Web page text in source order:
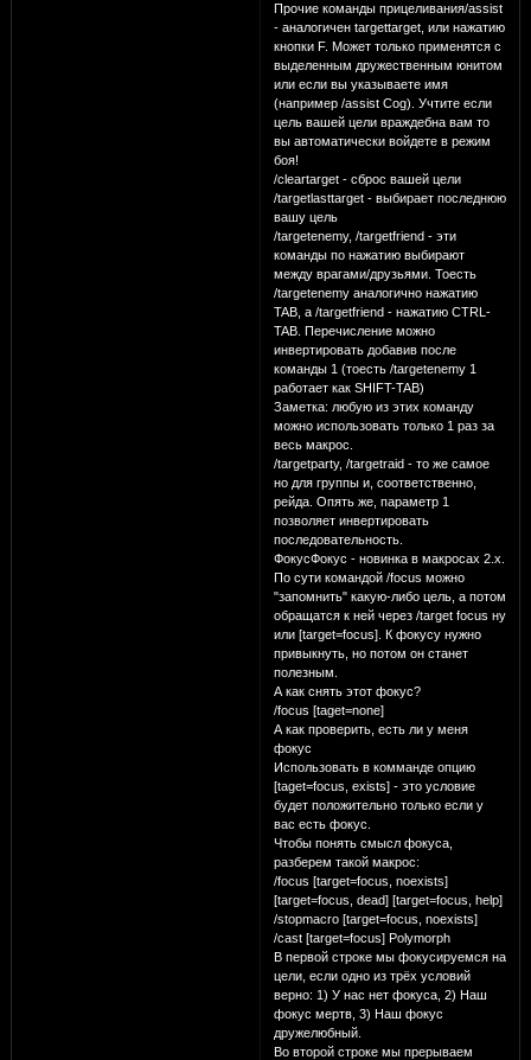
Прочие команды прицеливания/assist
- аналогичен targettarget, или нажатию
кнопки F. Может только применятся с
выделенным дружественным юнитом
или если вы указываете имя
(например /assist Cog). Учтите если
цель вашей цели враждебна вам то
вы автоматически войдете в режим
боя!
/cleartarget - сброс вашей цели
/targetlasttarget - выбирает последнюю
вашу цель
/targetenemy, /targetfriend - эти
команды по нажатию выбирают
между врагами/друзьями. Тоесть
/targetenemy аналогично нажатию
TAB, а /targetfriend - нажатию CTRL-
TAB. Перечисление можно
инвертировать добавив после
команды 1 (тоесть /targetenemy 1
работает как SHIFT-TAB)
Заметка: любую из этих команду
можно использовать только 1 раз за
весь макрос.
/targetparty, /targetraid - то же самое
но для группы и, соответственно,
рейда. Опять же, параметр 1
позволяет инвертировать
последовательность.
ФокусФокус - новинка в макросах 2.х.
По сути командой /focus можно
"запомнить" какую-либо цель, а потом
обращатся к ней через /target focus ну
или [target=focus]. К фокусу нужно
привыкнуть, но потом он станет
полезным.
А как снять этот фокус?
/focus [taget=none]
А как проверить, есть ли у меня
фокус
Использовать в комманде опцию
[taget=focus, exists] - это условие
будет положительно только если у
вас есть фокус.
Чтобы понять смысл фокуса,
разберем такой макрос:
/focus [target=focus, noexists]
[target=focus, dead] [target=focus, help]
/stopmacro [target=focus, noexists]
/cast [target=focus] Polymorph
В первой строке мы фокусируемся на
цели, если одно из трёх условий
верно: 1) У нас нет фокуса, 2) Наш
фокус мертв, 3) Наш фокус
дружелюбный.
Во второй строке мы прерываем